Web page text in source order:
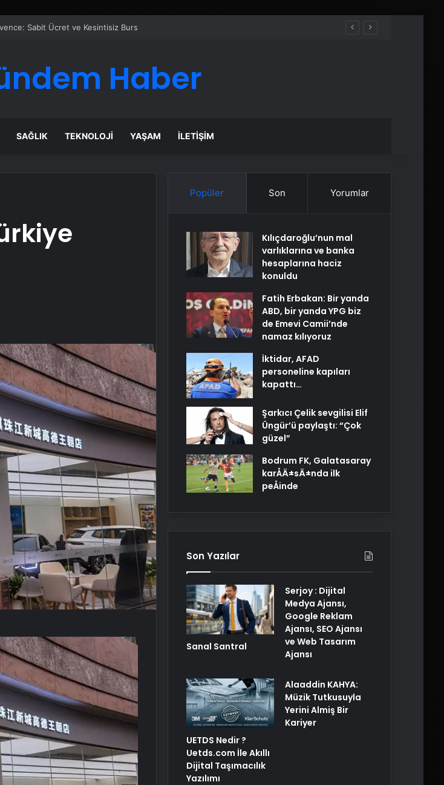
Haber
SAĞLIK TEKNOLOJI YAŞAM İLETIŞIM
Popüler Son Yorumlar
Kılıçdaroğlu’nun mal
varlıklarına ve banka
hesaplarına haciz
konuldu
Fatih Erbakan: Bir yanda
ABD, bir yanda YPG biz
de Emevi Camii’nde
namaz kılıyoruz
İktidar, AFAD
personeline kapıları
kapattı…
Şarkıcı Çelik sevgilisi Elif
Üngür’ü paylaştı: “Çok
güzel”
Bodrum FK, Galatasaray
karÅÄ±sÄ±nda ilk
peÅinde
Son Yazılar
Sanal Santral
Serjoy : Dijital
Medya Ajansı,
Google Reklam
Ajansı, SEO Ajansı
ve Web Tasarım
Ajansı
UETDS Nedir ?
Uetds.com İle Akıllı
Dijital Taşımacılık
Yazılımı
Alaaddin KAHYA:
Müzik Tutkusuyla
Yerini Almiş Bir
Kariyer